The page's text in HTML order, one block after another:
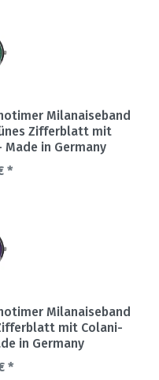
Milanaiseband
Zifferblatt mit
in Germany
*
Milanaiseband
mit Colani-
in Germany
*